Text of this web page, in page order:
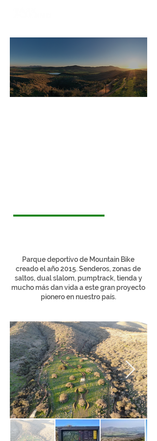
Parque deportivo de Mountain Bike
creado el año 2015. Senderos, zonas de
saltos, dual slalom, pumptrack, tienda y
mucho más dan vida a este gran proyecto
pionero en nuestro país.